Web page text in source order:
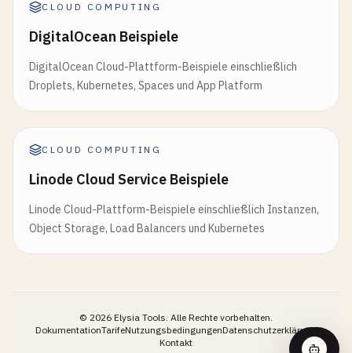
CLOUD COMPUTING
DigitalOcean Beispiele
DigitalOcean Cloud-Plattform-Beispiele einschließlich
Droplets, Kubernetes, Spaces und App Platform
CLOUD COMPUTING
Linode Cloud Service Beispiele
Linode Cloud-Plattform-Beispiele einschließlich Instanzen,
Object Storage, Load Balancers und Kubernetes
© 2026 Elysia Tools. Alle Rechte vorbehalten.
DokumentationTarifeNutzungsbedingungenDatenschutzerklärung
Kontakt